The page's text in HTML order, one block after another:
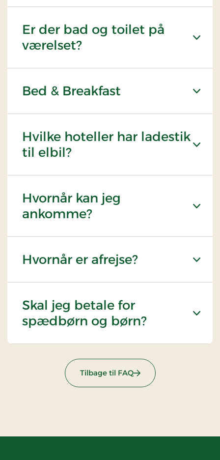
Er der bad og toilet på
værelset?
Bed & Breakfast
Hvilke hoteller har ladestik
til elbil?
Hvornår kan jeg
ankomme?
Hvornår er afrejse?
Skal jeg betale for
spædbørn og børn?
Tilbage til FAQ